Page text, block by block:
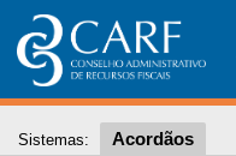
Sistemas: Acordãos